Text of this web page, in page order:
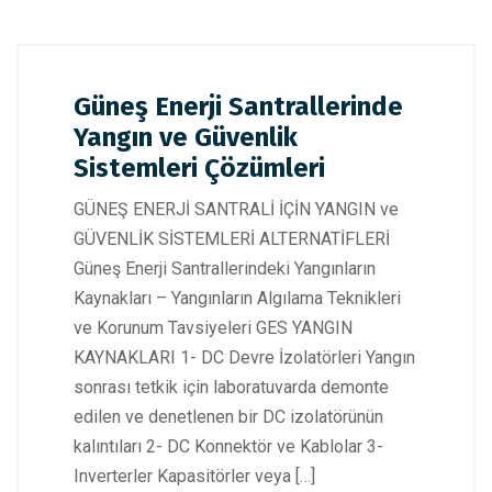
Güneş Enerji Santrallerinde
Yangın ve Güvenlik
Sistemleri Çözümleri
GÜNEŞ ENERJİ SANTRALİ İÇİN YANGIN ve
GÜVENLİK SİSTEMLERİ ALTERNATİFLERİ
Güneş Enerji Santrallerindeki Yangınların
Kaynakları – Yangınların Algılama Teknikleri
ve Korunum Tavsiyeleri GES YANGIN
KAYNAKLARI 1- DC Devre İzolatörleri Yangın
sonrası tetkik için laboratuvarda demonte
edilen ve denetlenen bir DC izolatörünün
kalıntıları 2- DC Konnektör ve Kablolar 3-
Inverterler Kapasitörler veya […]